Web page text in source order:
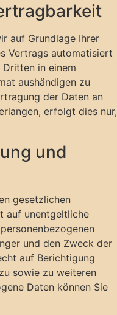
auf Grundlage Ihrer
Vertrags automatisiert
in einem
aushändigen zu
der Daten an
erfolgt dies nur,
und
gesetzlichen
auf unentgeltliche
und den Zweck der
auf Berichtigung
sowie zu weiteren
Daten können Sie